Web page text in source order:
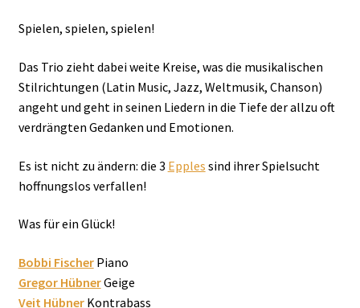
Spielen, spielen, spielen!
Das Trio zieht dabei weite Kreise, was die musikalischen
Stilrichtungen (Latin Music, Jazz, Weltmusik, Chanson)
angeht und geht in seinen Liedern in die Tiefe der allzu oft
verdrängten Gedanken und Emotionen.
Es ist nicht zu ändern: die 3 Epples sind ihrer Spielsucht
hoffnungslos verfallen!
Was für ein Glück!
Bobbi FischerPiano
Gregor HübnerGeige
Veit HübnerKontrabass